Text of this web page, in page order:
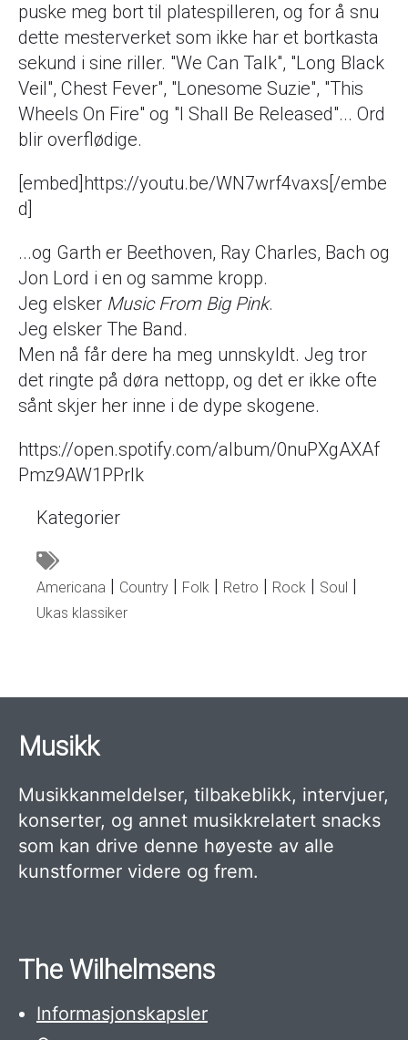
puske meg bort til platespilleren, og for å snu
dette mesterverket som ikke har et bortkasta
sekund i sine riller. "We Can Talk", "Long Black
Veil", Chest Fever", "Lonesome Suzie", "This
Wheels On Fire" og "I Shall Be Released"... Ord
blir overflødige.
[embed]https://youtu.be/WN7wrf4vaxs[/embe
d]
...og Garth er Beethoven, Ray Charles, Bach og
Jon Lord i en og samme kropp.
Jeg elsker Music From Big Pink.
Jeg elsker The Band.
Men nå får dere ha meg unnskyldt. Jeg tror
det ringte på døra nettopp, og det er ikke ofte
sånt skjer her inne i de dype skogene.
https://open.spotify.com/album/0nuPXgAXAf
Pmz9AW1PPrlk
Kategorier
Americana Country Folk Retro Rock
Soul
Ukas klassiker
Musikk
Musikkanmeldelser, tilbakeblikk, intervjuer,
konserter, og annet musikkrelatert snacks
som kan drive denne høyeste av alle
kunstformer videre og frem.
The Wilhelmsens
Informasjonskapsler